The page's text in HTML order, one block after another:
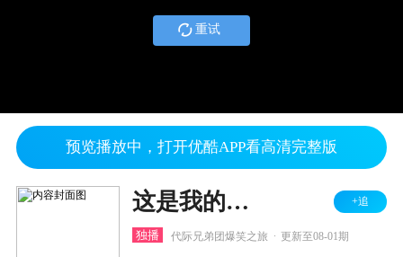
重试
预览播放中，打开优酷APP看高清完整版
这是我的西游 第二季 +追
独播 代际兄弟团爆笑之旅 更新至08-01期